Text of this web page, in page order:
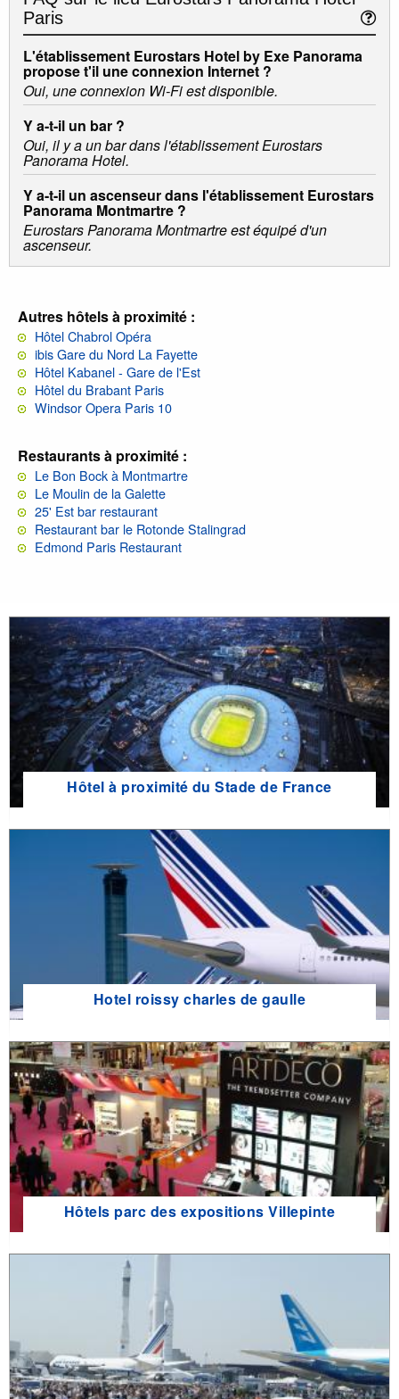
Paris
L'établissement Eurostars Hotel by Exe Panorama
propose t'il une connexion Internet ?
Oui, une connexion Wi-Fi est disponible.
Y a-t-il un bar ?
Oui, il y a un bar dans l'établissement Eurostars
Panorama Hotel.
Y a-t-il un ascenseur dans l'établissement Eurostars
Panorama Montmartre ?
Eurostars Panorama Montmartre est équipé d'un
ascenseur.
Autres hôtels à proximité :
Hôtel Chabrol Opéra
ibis Gare du Nord La Fayette
Hôtel Kabanel - Gare de l'Est
Hôtel du Brabant Paris
Windsor Opera Paris 10
Restaurants à proximité :
Le Bon Bock à Montmartre
Le Moulin de la Galette
25' Est bar restaurant
Restaurant bar le Rotonde Stalingrad
Edmond Paris Restaurant
Hôtel à proximité du Stade de France
Hotel roissy charles de gaulle
Hôtels parc des expositions Villepinte